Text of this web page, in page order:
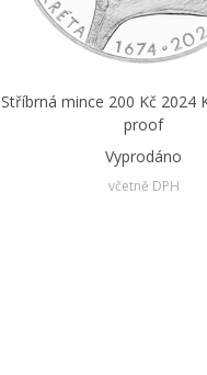
Stříbrná mince 200 Kč 2024
proof
Vyprodáno
včetně DPH